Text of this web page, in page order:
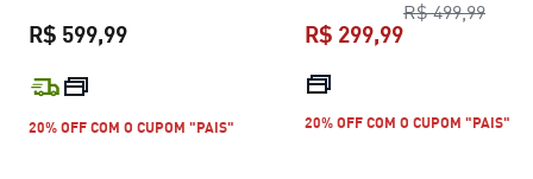
R$ 599,99
preço atual R$ 599,99
20% OFF COM O CUPOM "PAIS"
R$ 499,99
R$ 299,99
20% OFF COM O CUPOM "PAIS"